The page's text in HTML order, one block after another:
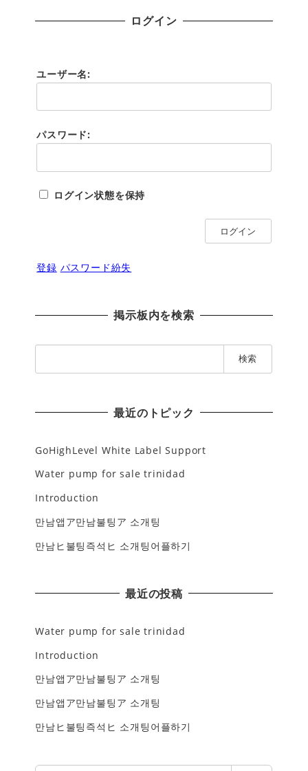
ログイン
ユーザー名:
パスワード:
ログイン状態を保持
ログイン
登録 パスワード紛失
掲示板内を検索
索
最近のトピック
GoHighLevel White Label Support
Water pump for sale trinidad
Introduction
만남앱ア만남불팅ア 소개팅
만남ヒ불팅즉석ヒ 소개팅어플하기
最近の投稿
Water pump for sale trinidad
Introduction
만남앱ア만남불팅ア 소개팅
만남앱ア만남불팅ア 소개팅
만남ヒ불팅즉석ヒ 소개팅어플하기